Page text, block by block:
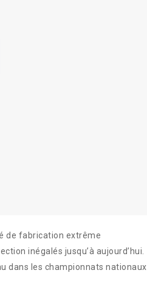
de fabrication extrême
inégalés jusqu’à aujourd’hui.
dans les championnats nationaux